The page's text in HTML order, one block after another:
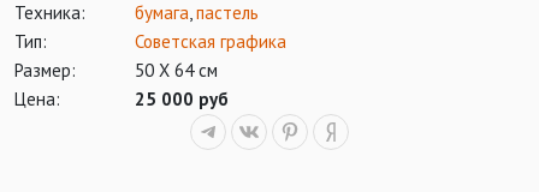
Техника:
бумага,пастель
Тип:
Советская графика
Размер:
50 Х 64 см
Цена:
25 000 руб